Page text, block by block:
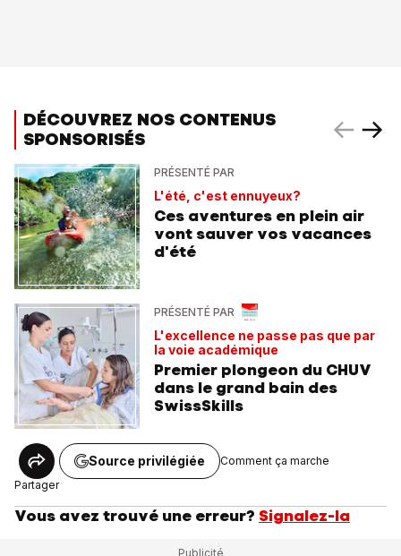
DÉCOUVREZ NOS CONTENUS
SPONSORISÉS
PRÉSENTÉ PAR
L'été, c'est ennuyeux?
Ces aventures en plein air
vont sauver vos vacances
d'été
PRÉSENTÉ PAR
L'excellence ne passe pas que par
la voie académique
Premier plongeon du CHUV
dans le grand bain des
SwissSkills
Partager
Source privilégiée Comment ça marche
Vous avez trouvé une erreur? Signalez-la